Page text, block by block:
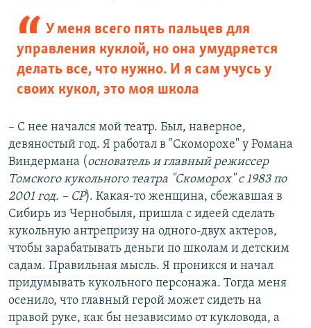
У меня всего пять пальцев для
управления куклой, но она умудряется
делать все, что нужно. И я сам учусь у
своих кукол, это моя школа
– С нее начался мой театр. Был, наверное,
девяностый год. Я работал в "Скоморохе" у Романа
Виндермана (основатель и главный режиссер
Томского кукольного театра "Скоморох" с 1983 по
2001 год. – СР). Какая-то женщина, сбежавшая в
Сибирь из Чернобыля, пришла с идеей сделать
кукольную антрепризу на одного-двух актеров,
чтобы зарабатывать деньги по школам и детским
садам. Правильная мысль. Я проникся и начал
придумывать кукольного персонажа. Тогда меня
осенило, что главный герой может сидеть на
правой руке, как бы независимо от кукловода, а